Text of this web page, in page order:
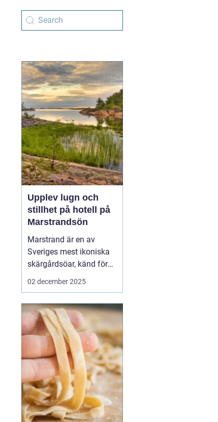
Upplev lugn och
stillhet på hotell på
Marstrandsön
Marstrand är en av
Sveriges mest ikoniska
skärgårdsöar, känd för
sin rika historia,
i närheten av Göteborg,
erbjuder Marstrand en
perfekt tillflykts...
02 december 2025